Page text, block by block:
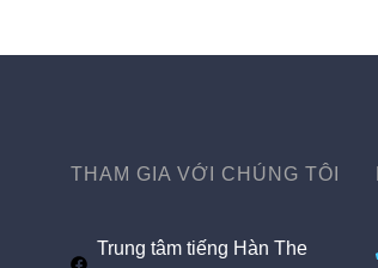
THAM GIA VỚI CHÚNG TÔI
Trung tâm tiếng Hàn The